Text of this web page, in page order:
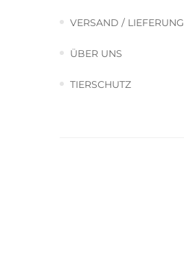
VERSAND / LIEFERUNG
ÜBER UNS
TIERSCHUTZ